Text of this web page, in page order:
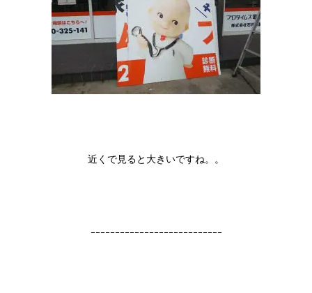
近くで見ると大きいですね。。
ｰｰｰｰｰｰｰｰｰｰｰｰｰｰｰｰｰｰｰｰｰｰｰｰｰｰｰ